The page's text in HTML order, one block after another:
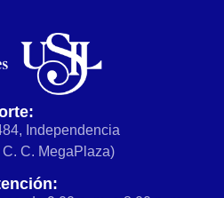
Independencia
C. MegaPlaza)